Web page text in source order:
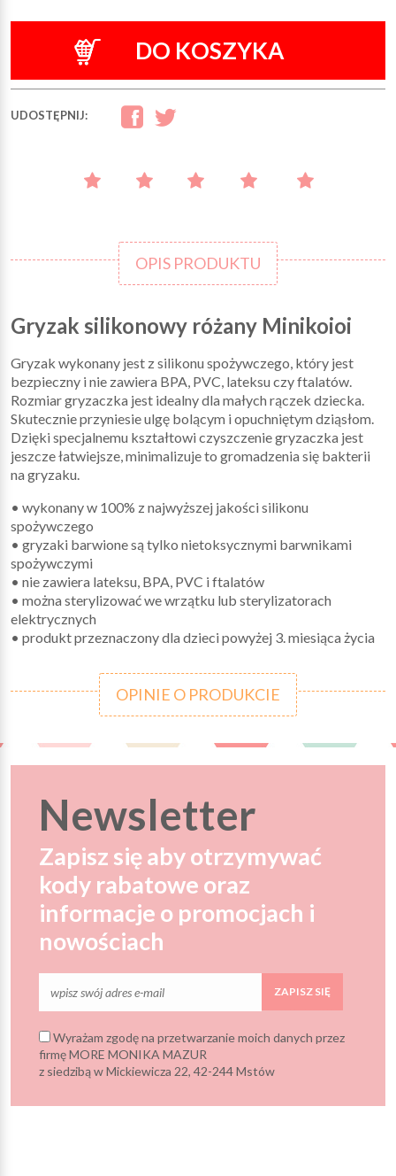
DO KOSZYKA
UDOSTĘPNIJ:
OPIS PRODUKTU
Gryzak silikonowy różany Minikoioi
Gryzak wykonany jest z silikonu spożywczego, który jest
bezpieczny i nie zawiera BPA, PVC, lateksu czy ftalatów.
Rozmiar gryzaczka jest idealny dla małych rączek dziecka.
Skutecznie przyniesie ulgę bolącym i opuchniętym dziąsłom.
Dzięki specjalnemu kształtowi czyszczenie gryzaczka jest
jeszcze łatwiejsze, minimalizuje to gromadzenia się bakterii
na gryzaku.
• wykonany w 100% z najwyższej jakości silikonu
spożywczego
• gryzaki barwione są tylko nietoksycznymi barwnikami
spożywczymi
• nie zawiera lateksu, BPA, PVC i ftalatów
• można sterylizować we wrzątku lub sterylizatorach
elektrycznych
• produkt przeznaczony dla dzieci powyżej 3. miesiąca życia
OPINIE O PRODUKCIE
Newsletter
Zapisz się aby otrzymywać
kody rabatowe oraz
informacje o promocjach i
nowościach
ZAPISZ SIĘ
Wyrażam zgodę na przetwarzanie moich danych przez
firmę MORE MONIKA MAZUR
z siedzibą w Mickiewicza 22, 42-244 Mstów